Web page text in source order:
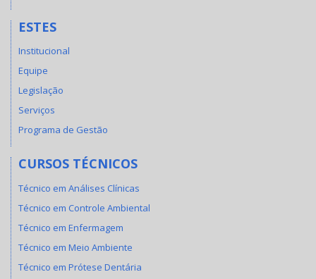
ESTES
Institucional
Equipe
Legislação
Serviços
Programa de Gestão
CURSOS TÉCNICOS
Técnico em Análises Clínicas
Técnico em Controle Ambiental
Técnico em Enfermagem
Técnico em Meio Ambiente
Técnico em Prótese Dentária